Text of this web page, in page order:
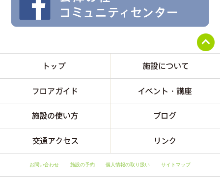
お問い合わせ 施設の予約 個人情報の取り扱い サイトマップ